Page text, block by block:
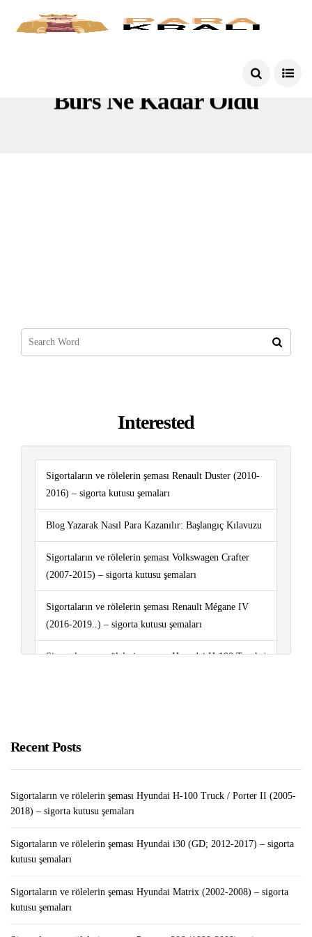
Burs Ne Kadar Oldu
Interested
Sigortaların ve rölelerin şeması Renault Duster (2010-
2016) – sigorta kutusu şemaları
Blog Yazarak Nasıl Para Kazanılır: Başlangıç ​​Kılavuzu
Sigortaların ve rölelerin şeması Volkswagen Crafter
(2007-2015) – sigorta kutusu şemaları
Sigortaların ve rölelerin şeması Renault Mégane IV
(2016-2019..) – sigorta kutusu şemaları
Sigortaların ve rölelerin şeması Hyundai H-100 Truck /
Uygulamalar”
Recent Posts
Sigortaların ve rölelerin şeması Hyundai H-100 Truck / Porter II (2005-
2018) – sigorta kutusu şemaları
Sigortaların ve rölelerin şeması Hyundai i30 (GD; 2012-2017) – sigorta
kutusu şemaları
Sigortaların ve rölelerin şeması Hyundai Matrix (2002-2008) – sigorta
kutusu şemaları